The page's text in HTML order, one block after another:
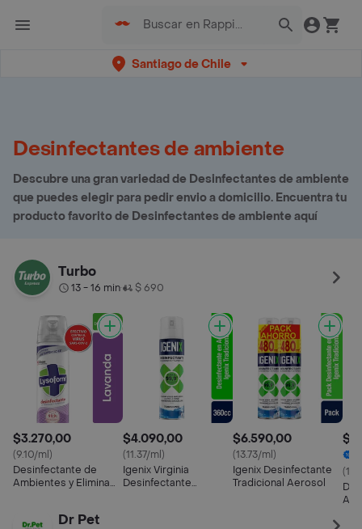
Santiago de Chile
Desinfectantes de ambiente
Descubre una gran variedad de Desinfectantes de ambiente
que puedes elegir para pedir envio a domicilio. Encuentra tu
producto favorito de Desinfectantes de ambiente aquí
Turbo
13 - 16 min• $ 690
$3.270,00
(9.10/ml)
Desinfectante de
Ambientes y Elimina
360ml
$4.090,00
(11.37/ml)
Igenix Virginia
Desinfectante
$6.590,00
(13.73/ml)
Igenix Desinfectante
Tradicional Aerosol
Dr Pet